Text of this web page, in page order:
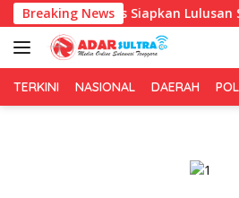
Langsung
ke
konten
Breaking News
Fokus Siapkan Lulusan Siap Kerja
TERKINI NASIONAL DAERAH